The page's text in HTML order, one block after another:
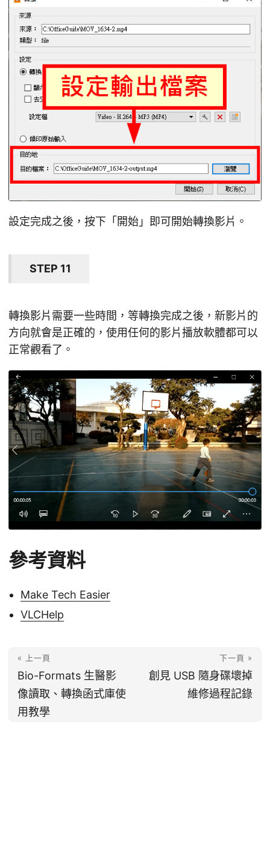
設定完成之後，按下「開始」即可開始轉換影片。
STEP 11
轉換影片需要一些時間，等轉換完成之後，新影片的
方向就會是正確的，使用任何的影片播放軟體都可以
正常觀看了。
參考資料
Make Tech Easier
VLCHelp
« 上一頁
Bio-Formats 生醫影
像讀取、轉換函式庫使
用教學
下一頁 »
創見 USB 隨身碟壞掉
維修過程記錄